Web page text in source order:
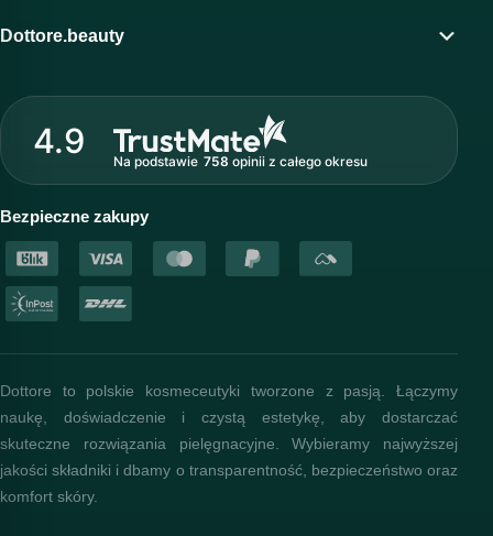
Program lojalnościowy
Strefa profesjonalisty
Dottore.beauty
O marce Dottore
Nasz zespół
Akademia i szkolenia
Baza wiedzy
4.9
Na podstawie 758 opinii z całego okresu
Bezpieczne zakupy
Dottore to polskie kosmeceutyki tworzone z pasją. Łączymy
naukę, doświadczenie i czystą estetykę, aby dostarczać
skuteczne rozwiązania pielęgnacyjne. Wybieramy najwyższej
jakości składniki i dbamy o transparentność, bezpieczeństwo oraz
komfort skóry.